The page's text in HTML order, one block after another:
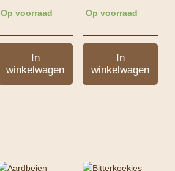
Op voorraad
In
winkelwagen
Op voorraad
In
winkelwagen